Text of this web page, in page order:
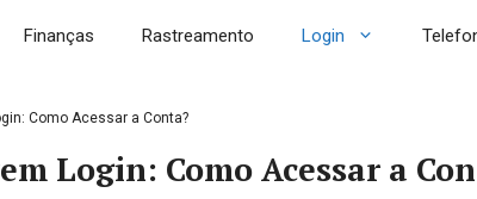
Finanças Rastreamento Login
Como Acessar a Conta?
Login: Como Acessar a